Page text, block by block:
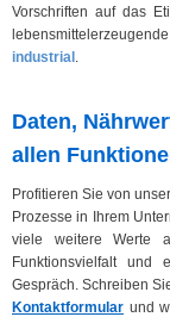
Vorschriften auf das
industrial .
Daten,
allen
Profitieren Sie von
Prozesse in Ihrem
viele weitere Werte
Funktionsvielfalt und
Gespräch. Schreiben
Kontaktformular und